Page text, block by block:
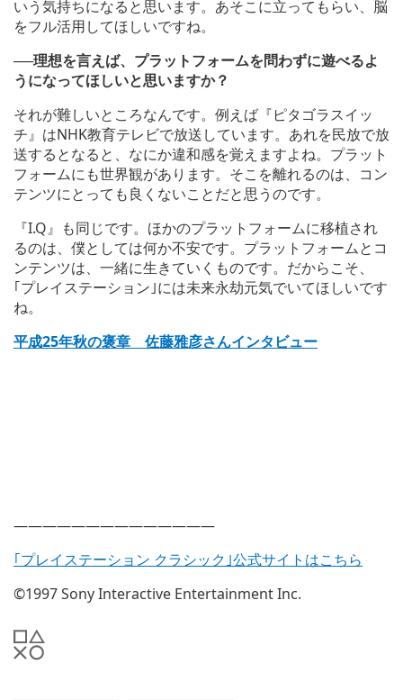
いう気持ちになると思います。あそこに立ってもらい、脳
をフル活用してほしいですね。
──理想を言えば、プラットフォームを問わずに遊べるよ
うになってほしいと思いますか？
それが難しいところなんです。例えば『ピタゴラスイッ
チ』はNHK教育テレビで放送しています。あれを民放で放
送するとなると、なにか違和感を覚えますよね。プラット
フォームにも世界観があります。そこを離れるのは、コン
テンツにとっても良くないことだと思うのです。
『I.Q』も同じです。ほかのプラットフォームに移植され
るのは、僕としては何か不安です。プラットフォームとコ
ンテンツは、一緒に生きていくものです。だからこそ、
｢プレイステーション｣には未来永劫元気でいてほしいです
ね。
平成25年秋の褒章 佐藤雅彦さんインタビュー
——————————————
｢プレイステーション クラシック｣公式サイトはこちら
©1997 Sony Interactive Entertainment Inc.